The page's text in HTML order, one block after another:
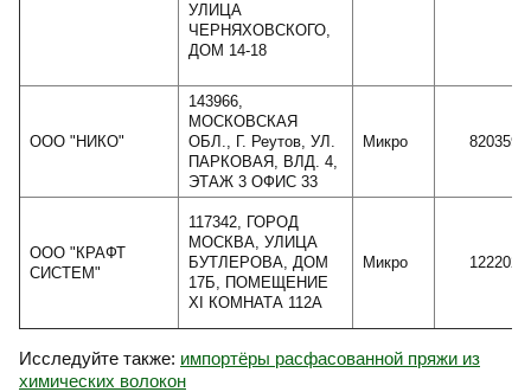
УЛИЦА
ЧЕРНЯХОВСКОГО,
ДОМ 14-18
ООО "НИКО"
143966,
МОСКОВСКАЯ
ОБЛ., Г. Реутов, УЛ.
ПАРКОВАЯ, ВЛД. 4,
ЭТАЖ 3 ОФИС 33
Микро 820359
ООО "КРАФТ
СИСТЕМ"
117342, ГОРОД
МОСКВА, УЛИЦА
БУТЛЕРОВА, ДОМ
17Б, ПОМЕЩЕНИЕ
XI КОМНАТА 112А
Микро 122202
Исследуйте также: импортёры расфасованной пряжи из
химических волокон